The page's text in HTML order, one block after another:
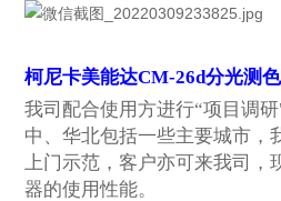
柯尼卡美能达CM-26d分光测
我司配合使用方进行“项目调
中、华北包括一些主要城市，
上门示范，客户亦可来我司，
器的使用性能。